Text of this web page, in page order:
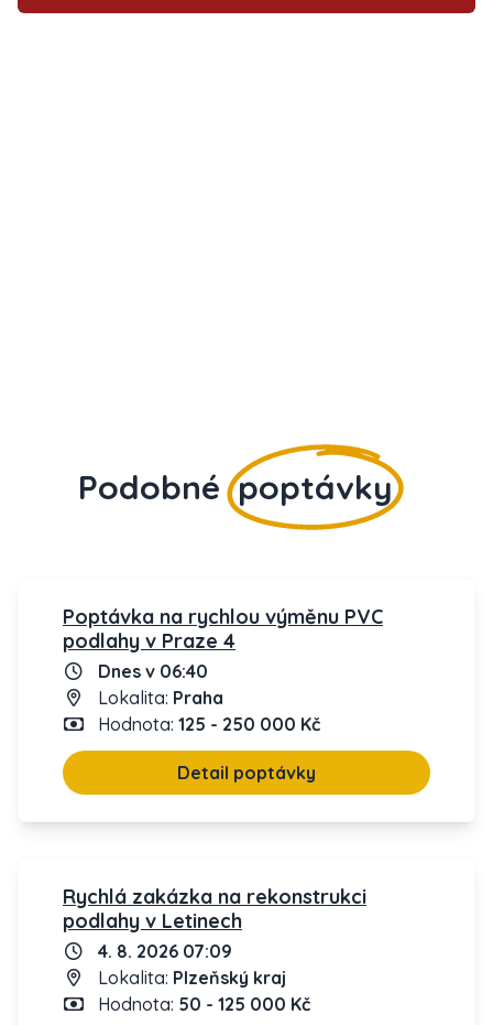
Podobné poptávky
Poptávka na rychlou výměnu PVC
podlahy v Praze 4
Dnes v 06:40
Lokalita: Praha
Hodnota: 125 - 250 000 Kč
Detail poptávky
Rychlá zakázka na rekonstrukci
podlahy v Letinech
4. 8. 2026 07:09
Lokalita: Plzeňský kraj
Hodnota: 50 - 125 000 Kč